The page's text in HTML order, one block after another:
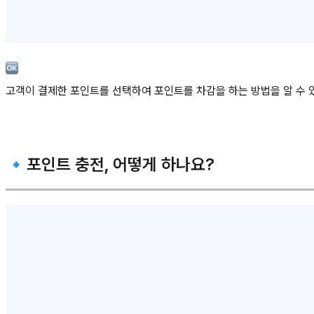
고객이 결제한 포인트를 선택하여 포인트를 차감을 하는 방법을 알 수
🔹포인트 충전, 어떻게 하나요?